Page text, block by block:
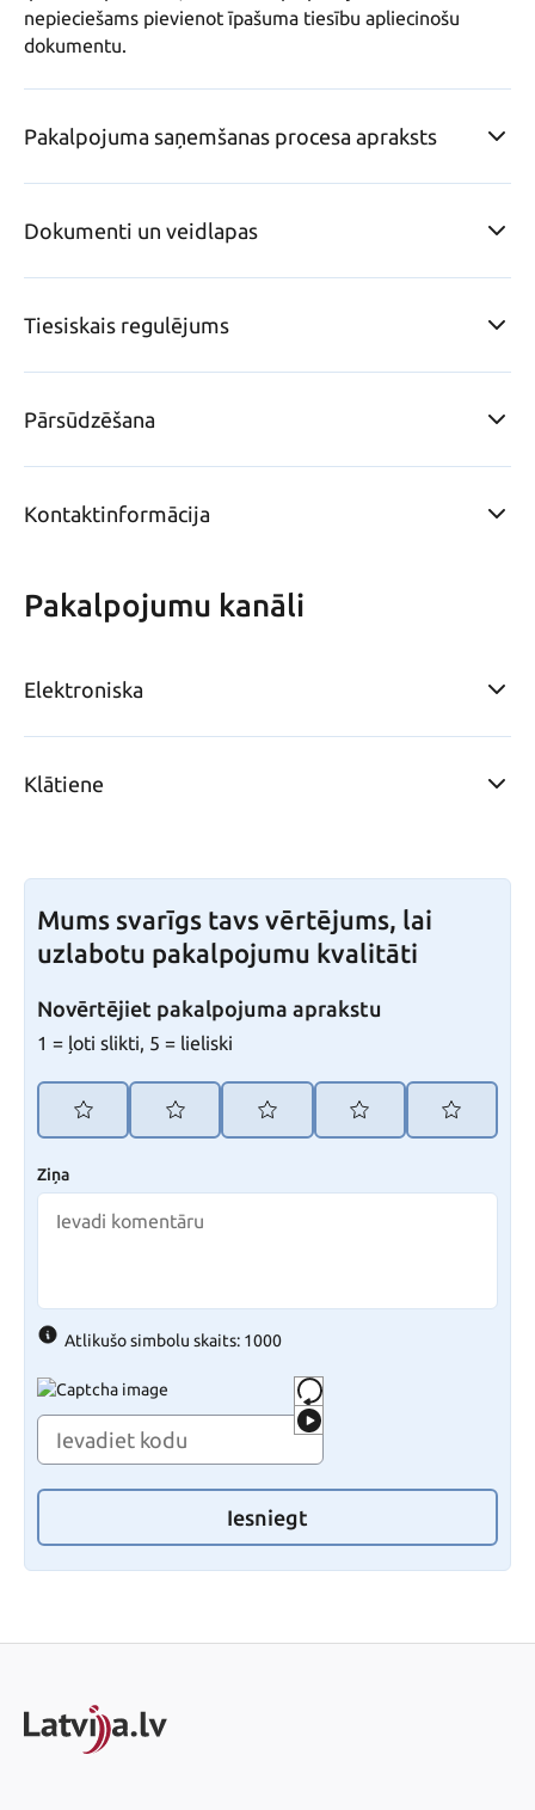
nepieciešams pievienot īpašuma tiesību apliecinošu
dokumentu.
Pakalpojuma saņemšanas procesa apraksts
Dokumenti un veidlapas
Tiesiskais regulējums
Pārsūdzēšana
Kontaktinformācija
Pakalpojumu kanāli
Elektroniska
Klātiene
Mums svarīgs tavs vērtējums, lai
uzlabotu pakalpojumu kvalitāti
Novērtējiet pakalpojuma aprakstu
1 = ļoti slikti, 5 = lieliski
Ziņa
Atlikušo simbolu skaits: 1000
Iesniegt